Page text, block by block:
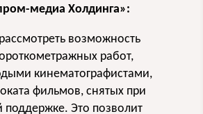
медиа Холдинга»:
возможность
работ,
кинематографистами,
фильмов, снятых при
поддержке. Это позволит